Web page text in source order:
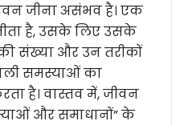
जीना असंभव है। एक
है, उसके लिए उसके
की संख्या और उन तरीकों
समस्याओं का
है। वास्तव में, जीवन
और समाधानों” के